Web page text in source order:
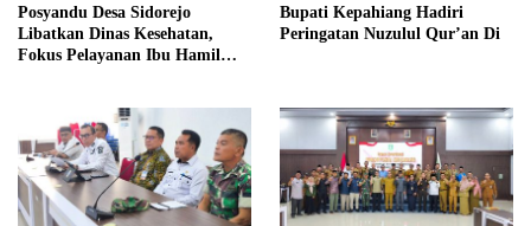
Posyandu Desa Sidorejo
Libatkan Dinas Kesehatan,
Fokus Pelayanan Ibu Hamil
Bupati Kepahiang Hadiri
Peringatan Nuzulul Qur’an Di